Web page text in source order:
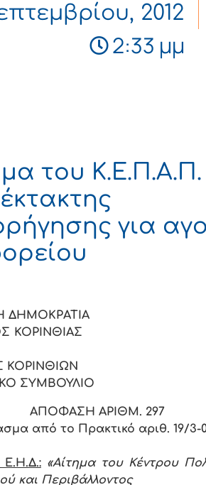
2012
2:33 μμ
του Κ.Ε.Π.Α.Π.
για
ΣΥΜΒΟΥΛΙΟ
ΑΠΟΦΑΣΗ ΑΡΙΘΜ. 297
από το Πρακτικό αριθ. 19/3-
«Αίτημα του Κέντρου
και Περιβάλλοντος